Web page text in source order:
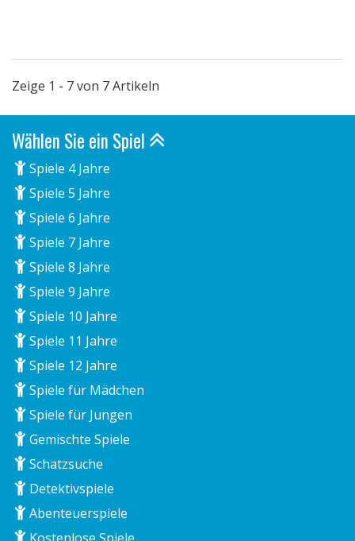
Zeige 1 - 7 von 7 Artikeln
Wählen Sie ein Spiel
Spiele 4 Jahre
Spiele 5 Jahre
Spiele 6 Jahre
Spiele 7 Jahre
Spiele 8 Jahre
Spiele 9 Jahre
Spiele 10 Jahre
Spiele 11 Jahre
Spiele 12 Jahre
Spiele für Mädchen
Spiele für Jungen
Gemischte Spiele
Schatzsuche
Detektivspiele
Abenteuerspiele